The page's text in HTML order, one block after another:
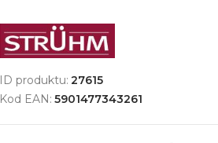
ID produktu: 27615
Kod EAN: 5901477343261